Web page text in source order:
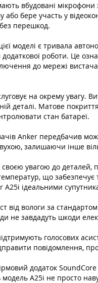
вбудовані мікрофони
або бере участь у
перешкод.
моделі є тривала
додаткової роботи. Це
до мережі
на окрему увагу.
деталі. Матове
стан батареї.
Anker передбачив
вухою, залишаючи інше
увагою до деталей,
що
A25i ідеальними
від вологи за
не завдадуть шкоди
голосових
повідомлення,
додаток SoundCore
A25i не просто